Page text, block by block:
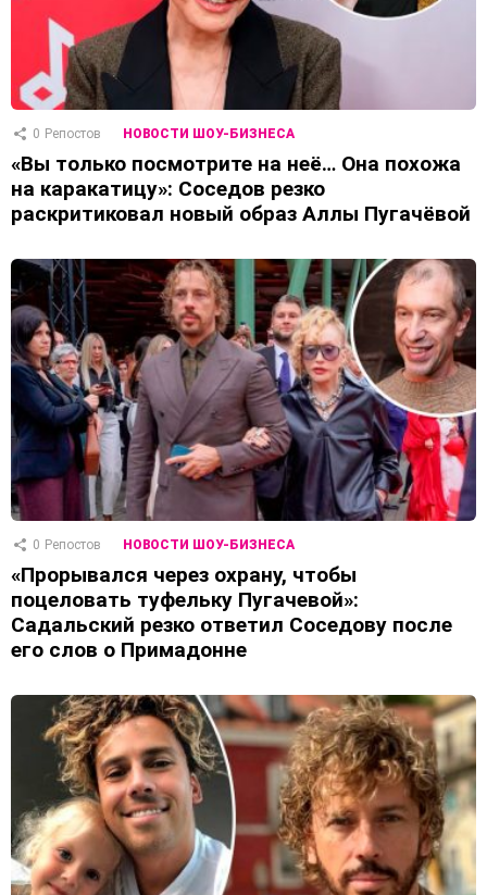
0 Репостов НОВОСТИ ШОУ-БИЗНЕСА
«Вы только посмотрите на неё… Она похожа
на каракатицу»: Соседов резко
раскритиковал новый образ Аллы Пугачёвой
0 Репостов НОВОСТИ ШОУ-БИЗНЕСА
«Прорывался через охрану, чтобы
поцеловать туфельку Пугачевой»:
Садальский резко ответил Соседову после
его слов о Примадонне